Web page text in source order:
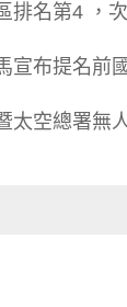
排名第4 ，
宣布提名前
太空總署無